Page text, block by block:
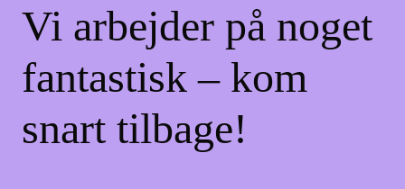
Vi arbejder på noget
fantastisk – kom
snart tilbage!